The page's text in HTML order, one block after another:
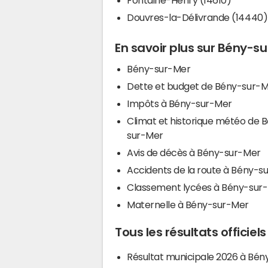
Douvres-la-Délivrande (14440)
En savoir plus sur Bény-
Bény-sur-Mer
Dette et budget de Bény-sur-
Impôts à Bény-sur-Mer
Climat et historique météo de
sur-Mer
Avis de décès à Bény-sur-Mer
Accidents de la route à Bény-
Classement lycées à Bény-
Maternelle à Bény-sur-Mer
Tous les résultats
Résultat municipale 2026 à